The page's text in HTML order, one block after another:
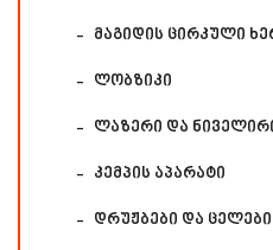
მაგიდის ცირკული
ლობზიკი
ლაზერი და
კემპის აპარატი
დრუჟბები და ცელები